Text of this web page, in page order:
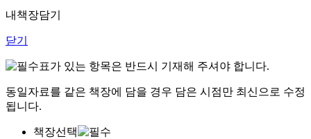
내책장담기
닫기
표가 있는 항목은 반드시 기재해 주셔야 합니다.
동일자료를 같은 책장에 담을 경우 담은 시점만 최신으로 수정
됩니다.
책장선택